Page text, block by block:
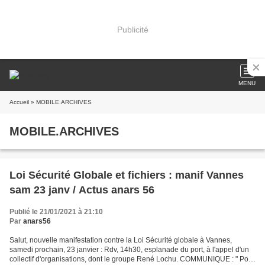
Publicité
MENU
Accueil » MOBILE.ARCHIVES
MOBILE.ARCHIVES
Loi Sécurité Globale et fichiers : manif Vannes
sam 23 janv / Actus anars 56
Publié le 21/01/2021 à 21:10
Par anars56
Salut, nouvelle manifestation contre la Loi Sécurité globale à Vannes,
samedi prochain, 23 janvier : Rdv, 14h30, esplanade du port, à l'appel d'un
collectif d'organisations, dont le groupe René Lochu. COMMUNIQUE : " Pour